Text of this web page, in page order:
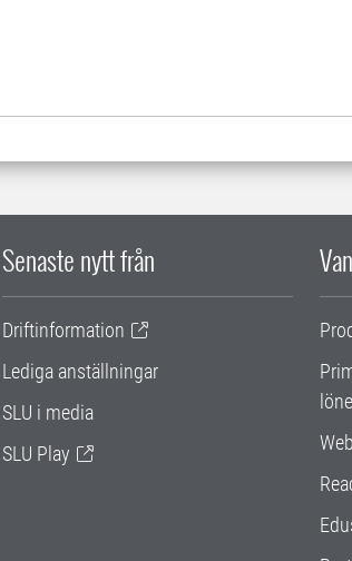
Senaste nytt från
Driftinformation
Lediga anställningar
SLU i media
SLU Play